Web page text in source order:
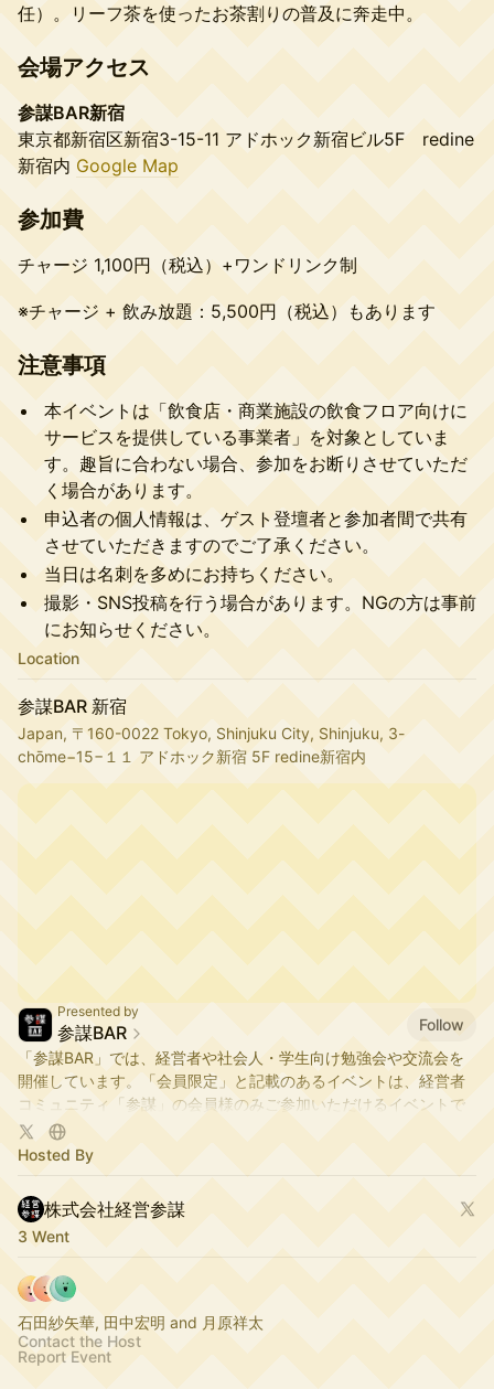
任）。リーフ茶を使ったお茶割りの普及に奔走中。
会場アクセス
参謀BAR新宿
東京都新宿区新宿3-15-11 アドホック新宿ビル5F redine
新宿内 Google Map
参加費
チャージ 1,100円（税込）+ワンドリンク制
※チャージ + 飲み放題：5,500円（税込）もあります
注意事項
本イベントは「飲食店・商業施設の飲食フロア向けに
サービスを提供している事業者」を対象としていま
す。趣旨に合わない場合、参加をお断りさせていただ
く場合があります。
申込者の個人情報は、ゲスト登壇者と参加者間で共有
させていただきますのでご了承ください。
当日は名刺を多めにお持ちください。
撮影・SNS投稿を行う場合があります。NGの方は事前
にお知らせください。
Location
参謀BAR 新宿
Japan, 〒160-0022 Tokyo, Shinjuku City, Shinjuku, 3-
chōme−15−１１ アドホック新宿 5F redine新宿内
Presented by
参謀BAR
Follow
「参謀BAR」では、経営者や社会人・学生向け勉強会や交流会を
開催しています。「会員限定」と記載のあるイベントは、経営者
コミュニティ「参謀」の会員様のみご参加いただけるイベントで
す。「一般参加可」と記載のあるイベントは、各イベントに記載
されている参加基準を満たしている方であればどなたでもご参加
いただけます。詳しくは ▶
https://bit.ly/3WRzcpr
Hosted By
株式会社経営参謀
3 Went
石田紗矢華, 田中宏明 and 月原祥太
Contact the Host
Report Event